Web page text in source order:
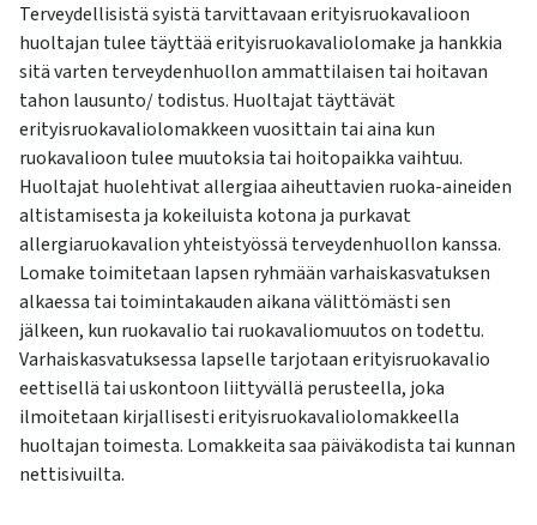
Terveydellisistä syistä tarvittavaan erityisruokavalioon
huoltajan tulee täyttää erityisruokavaliolomake ja hankkia
sitä varten terveydenhuollon ammattilaisen tai hoitavan
tahon lausunto/ todistus. Huoltajat täyttävät
erityisruokavaliolomakkeen vuosittain tai aina kun
ruokavalioon tulee muutoksia tai hoitopaikka vaihtuu.
Huoltajat huolehtivat allergiaa aiheuttavien ruoka-aineiden
altistamisesta ja kokeiluista kotona ja purkavat
allergiaruokavalion yhteistyössä terveydenhuollon kanssa.
Lomake toimitetaan lapsen ryhmään varhaiskasvatuksen
alkaessa tai toimintakauden aikana välittömästi sen
jälkeen, kun ruokavalio tai ruokavaliomuutos on todettu.
Varhaiskasvatuksessa lapselle tarjotaan erityisruokavalio
eettisellä tai uskontoon liittyvällä perusteella, joka
ilmoitetaan kirjallisesti erityisruokavaliolomakkeella
huoltajan toimesta. Lomakkeita saa päiväkodista tai kunnan
nettisivuilta.